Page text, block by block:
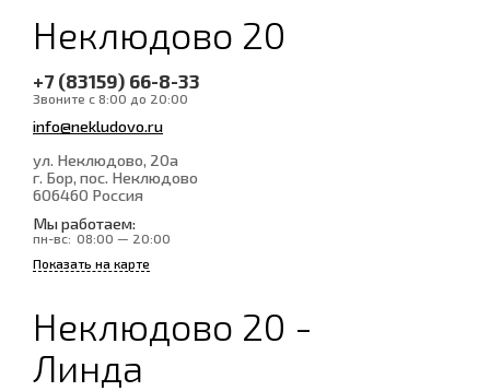
Неклюдово 20
+7 (83159) 66-8-33
Звоните с 8:00 до 20:00
info@nekludovo.ru
ул. Неклюдово, 20а
г. Бор, пос. Неклюдово
606460 Россия
Мы работаем:
пн-вс: 08:00 — 20:00
Показать на карте
Неклюдово 20 -
Линда